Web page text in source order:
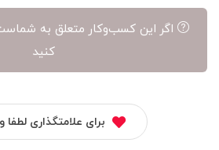
اگر این کسب‌وکار متعلق به
کنید
برای علامتگذاری لطفا